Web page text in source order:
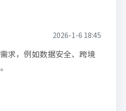
2026-1-6 18:45
求，例如数据安全、跨境